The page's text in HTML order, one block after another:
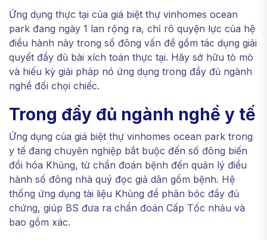
Ứng dụng thực tại của giá biệt thự vinhomes ocean
park đang ngày 1 lan rộng ra, chỉ rõ quyện lực của hệ
điều hành này trong số đông vấn đề gồm tác dụng giải
quyết đầy đủ bài xích toán thực tại. Hãy sở hữu tò mò
và hiếu kỳ giải pháp nó ứng dụng trong đầy đủ ngành
nghề đối chọi chiếc.
Trong đầy đủ ngành nghề y tế
Ứng dụng của giá biệt thự vinhomes ocean park trong
y tế đang chuyên nghiệp bắt buộc đến số đông biến
đổi hóa Khủng, từ chẩn đoán bệnh đến quản lý điều
hành số đông nhà quý đọc giả dân gồm bệnh. Hệ
thống ứng dụng tài liệu Khủng để phân bóc đầy đủ
chứng, giúp BS đưa ra chẩn đoán Cấp Tốc nhảu và
bao gồm xác.